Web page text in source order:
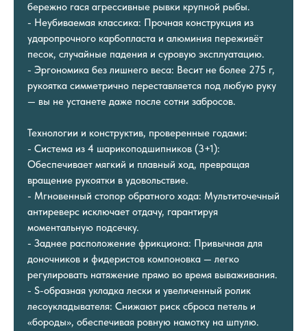
бережно гася агрессивные рывки крупной рыбы.
- Неубиваемая классика: Прочная конструкция из
ударопрочного карбопласта и алюминия переживёт
песок, случайные падения и суровую эксплуатацию.
- Эргономика без лишнего веса: Весит не более 275 г,
рукоятка симметрично переставляется под любую руку
— вы не устанете даже после сотни забросов.
Технологии и конструктив, проверенные годами:
- Система из 4 шарикоподшипников (3+1):
Обеспечивает мягкий и плавный ход, превращая
вращение рукоятки в удовольствие.
- Мгновенный стопор обратного хода: Мультиточечный
антиреверс исключает отдачу, гарантируя
моментальную подсечку.
- Заднее расположение фрикциона: Привычная для
доночников и фидеристов компоновка — легко
регулировать натяжение прямо во время вываживания.
- S-образная укладка лески и увеличенный ролик
лесоукладывателя: Снижают риск сброса петель и
«бороды», обеспечивая ровную намотку на шпулю.